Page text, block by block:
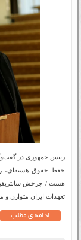
رییس جمهوری در
حفظ حقوق هسته‌ای،
هست / چرخش
تعهدات ایران متوازن
ادامه ی مطلب